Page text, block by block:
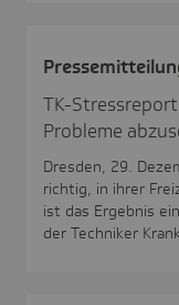
TK-
Probleme
Dresden, 29.
richtig, in ihrer
ist das Ergebnis
der Techniker